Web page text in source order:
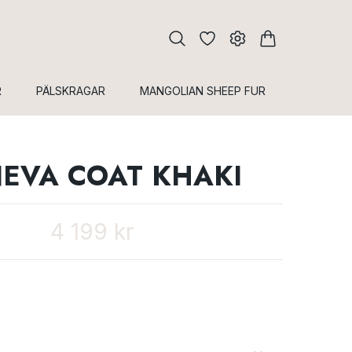
PÄLSKRAGAR MANGOLIAN SHEEP FUR
COAT KHAKI
4 199 kr